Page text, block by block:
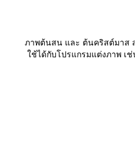
ภาพต้นสน และ ต้นคริสต์มาส
ช้ได้กับโปรแกรมแต่งภาพ เ